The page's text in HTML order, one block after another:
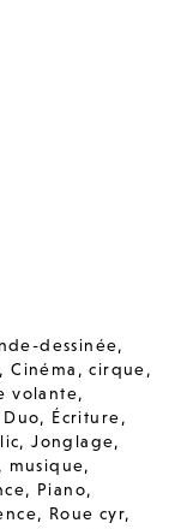
dessinée,
,Cinéma ,cirque,
volante,
Duo, Écriture,
,Jonglage,
, musique,
, Piano,
, Roue cyr,